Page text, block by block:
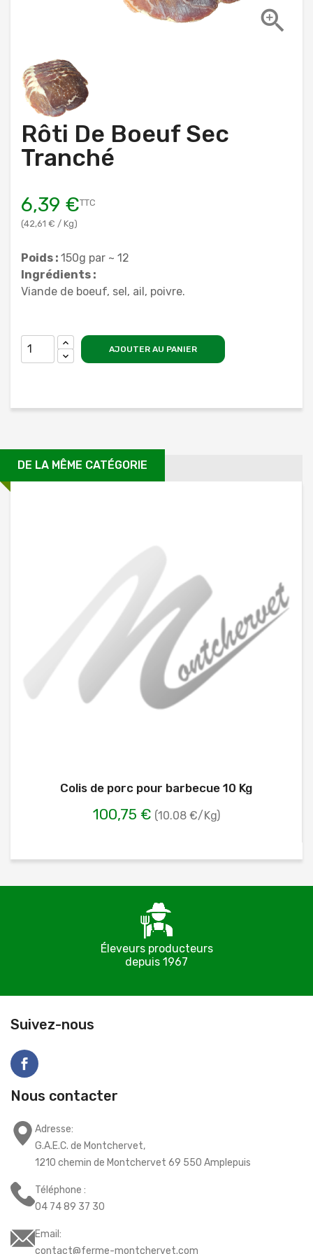

Rôti De Boeuf Sec
Tranché
6,39 €
(42,61 € / Kg)
TTC
Poids : 150g par ~ 12
Ingrédients :
Viande de boeuf, sel, ail, poivre.
AJOUTER AU PANIER
DE LA MÊME CATÉGORIE
Colis de porc pour barbecue 10 Kg
100,75 € (10.08 €/Kg)
Éleveurs producteurs
depuis 1967
Suivez-nous
Nous contacter
Adresse:
G.A.E.C. de Montchervet,
1210 chemin de Montchervet 69 550 Amplepuis
Téléphone :
04 74 89 37 30
Email:
contact@ferme-montchervet.com